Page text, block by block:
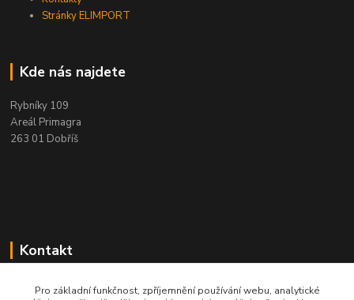
Stránky ELIMPORT
Kde nás najdete
Rybníky 109
Areál Primagra
263 01 Dobříš
Kontakt
+420 284 811 501
Pro základní funkčnost, zpříjemnění používání webu, analytické